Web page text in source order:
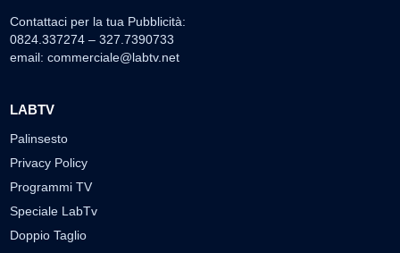
Contattaci per la tua Pubblicità:
0824.337274 – 327.7390733
email: commerciale@labtv.net
LABTV
Palinsesto
Privacy Policy
Programmi TV
Speciale LabTv
Doppio Taglio